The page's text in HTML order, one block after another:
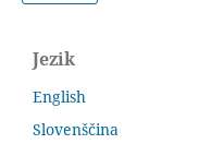
Jezik
English
Slovenščina